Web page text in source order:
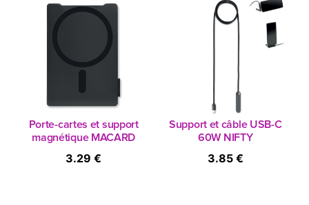
Porte-cartes et support
magnétique MACARD
3.29 €
Support et câble USB-C
60W NIFTY
3.85 €